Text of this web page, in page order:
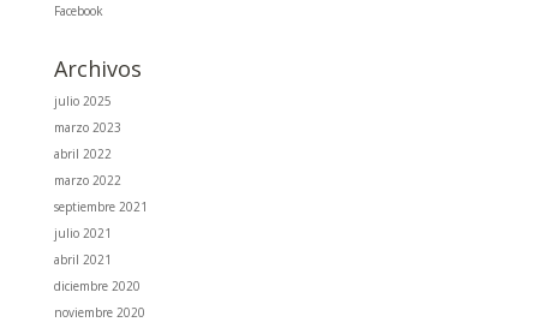
Facebook
Archivos
julio 2025
marzo 2023
abril 2022
marzo 2022
septiembre 2021
julio 2021
abril 2021
diciembre 2020
noviembre 2020